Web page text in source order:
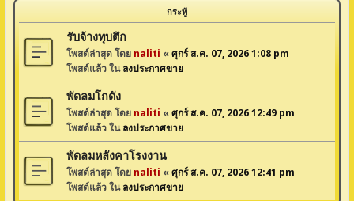
กระทู้
รับจ้างทุบตึก
โพสต์ล่าสุด โดย naliti «ศุกร์ ส.ค. 07, 2026 1:08 pm
โพสต์แล้ว ในลงประกาศขาย
พัดลมโกดัง
โพสต์ล่าสุด โดย naliti «ศุกร์ ส.ค. 07, 2026 12:49 pm
โพสต์แล้ว ในลงประกาศขาย
พัดลมหลังคาโรงงาน
โพสต์ล่าสุด โดย naliti «ศุกร์ ส.ค. 07, 2026 12:41 pm
โพสต์แล้ว ในลงประกาศขาย